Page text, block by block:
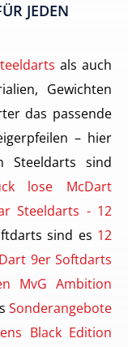
JEDEN
als auch
Gewichten
das passende
– hier
Steeldarts sind
lose McDart
Steeldarts - 12
sind es 12
9er Softdarts
MvG Ambition
Sonderangebote
Black Edition